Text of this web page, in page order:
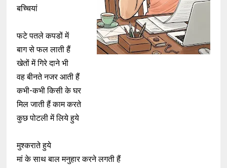
बच्चियां
फटे पतले कपडों में
बाग से फल लाती हैं
खेतों में गिरे दाने भी
वह बीनते नजर आती हैं
कभी-कभी किसी के घर
मिल जाती हैं काम करते
कुछ पोटली में लिये हुये
मुश्कराते हुये
मां के साथ बाल मनुहार करने लगती हैं